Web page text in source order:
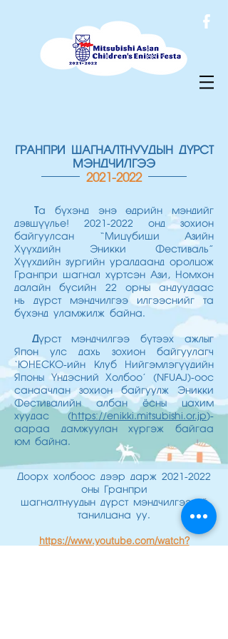
ГРАНПРИ ШАГНАЛТНУУДЫН ДҮРСТ
МЭНДЧИЛГЭЭ
2021-2022
Та бүхэнд энэ өдрийн мэндийг
дэвшүүлье! 2021-2022 онд зохион
байгуулсан “Мицүбиши Азийн
Хүүхдийн Эникки Фестиваль”
Хүүхдийн зургийн уралдаанд оролцож
Гранпри шагнал хүртсэн Ази, Номхон
далайн бүсийн 22 орны андуудаас
нь дүрст мэндчилгээ илгээснийг та
бүхэнд уламжилж байна.
Дүрст мэндчилгээ бүтээх ажлыг
Япон улс дахь зохион байгуулагч
‘ЮНЕСКО-ийн Клуб Нийгэмлэгүүдийн
Японы Үндэсний Холбоо’ (NFUAJ)-оос
санаачлан зохион байгуулж Эникки
Фестивалийн албан ёсны цахим
хуудас ( https://enikki.mitsubishi.or.jp)-
аараа дамжуулан хүргэж байгаа
юм байна.
Доорх холбоос дээр дарж 2021-2022
оны Гранпри
шагналтнуудын дүрст мэндчилгээтэй
танилцана уу.
https://www.youtube.com/watch?